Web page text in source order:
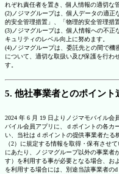
れぞれ責任者を置き、個人情報の適切な
(2)ノジマグループは、個人データの適正
的安全管理措置」、「物理的安全管理措
(3)ノジマグループは、個人情報への不
キュリティのレベル向上に努めます。
(4)ノジマグループは、委託先との間で
について、適切な取扱い及び保護を行わ
す。
5. 他社事業者とのポイント
2024 年 6 月 19 日よりノジマモバイル
バイル会員アプリに、ｄポイントの各カ
い、当社は d ポイントの提供事業者たる
（2）に規定する情報を取得・保有させ
にあたり、ノジマグループ以外の事業者
す）を利用する事が必要となる場合、お
を利用する場合には、別途当該事業者の